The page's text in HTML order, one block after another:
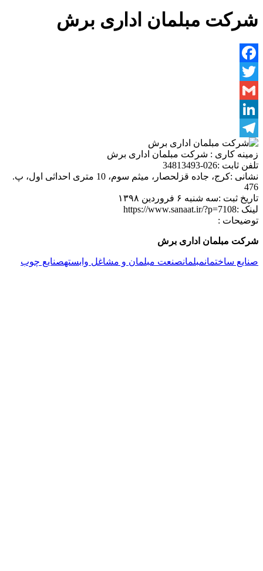
شرکت مبلمان اداری برش
Facebook
Twitter
Gmail
LinkedIn
Telegram
زمینه کاری : شرکت مبلمان اداری برش
تلفن ثابت :026-34813493
نشانی :
کرج، جاده قزلحصار، میثم سوم، 10 متری احداثی اول، پ.
476
تاریخ ثبت :سه شنبه ۶ فروردین ۱۳۹۸
لینک :https://www.sanaat.ir/?p=7108
توضیحات :
شرکت مبلمان اداری برش
صنایع ساختمانمبلمانصنعت مبلمان و مشاغل وابستهصنایع چوب